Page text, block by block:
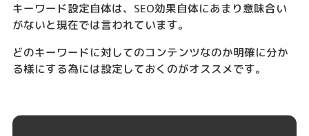
キーワード設定自体は、SEO効果自体にあまり意味合い
がないと現在では言われています。
どのキーワードに対してのコンテンツなのか明確に分か
る様にする為には設定しておくのがオススメです。